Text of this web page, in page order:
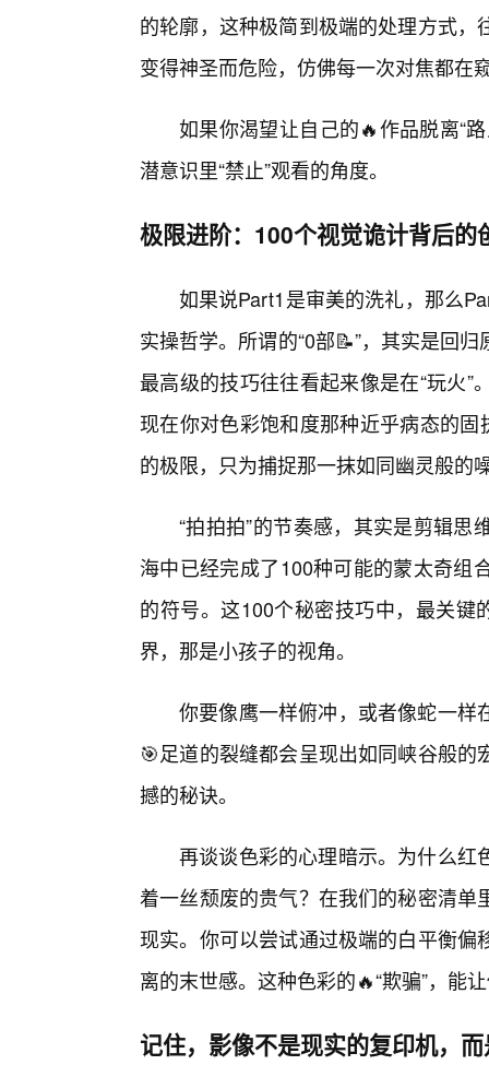
的轮廓，这种极简到极端的处理方式
变得神圣而危险，仿佛每一次对焦都在
如果你渴望让自己的🔥作品脱离“
潜意识里“禁止”观看的角度。
极限进阶：100个视觉诡计背后的
如果说Part1是审美的洗礼，那么
实操哲学。所谓的“0部📝”，其实是回
最高级的技巧往往看起来像是在“玩火
现在你对色彩饱和度那种近乎病态的
的极限，只为捕捉那一抹如同幽灵般的
“拍拍拍”的节奏感，其实是剪辑
海中已经完成了100种可能的蒙太奇组
的符号。这100个秘密技巧中，最关键
界，那是小孩子的视角。
你要像鹰一样俯冲，或者像蛇一样
🎯足道的裂缝都会呈现出如同峡谷般
撼的秘诀。
再谈谈色彩的心理暗示。为什么红
着一丝颓废的贵气？在我们的秘密清
现实。你可以尝试通过极端的白平衡
离的末世感。这种色彩的🔥“欺骗”，能
记住，影像不是现实的复印机，